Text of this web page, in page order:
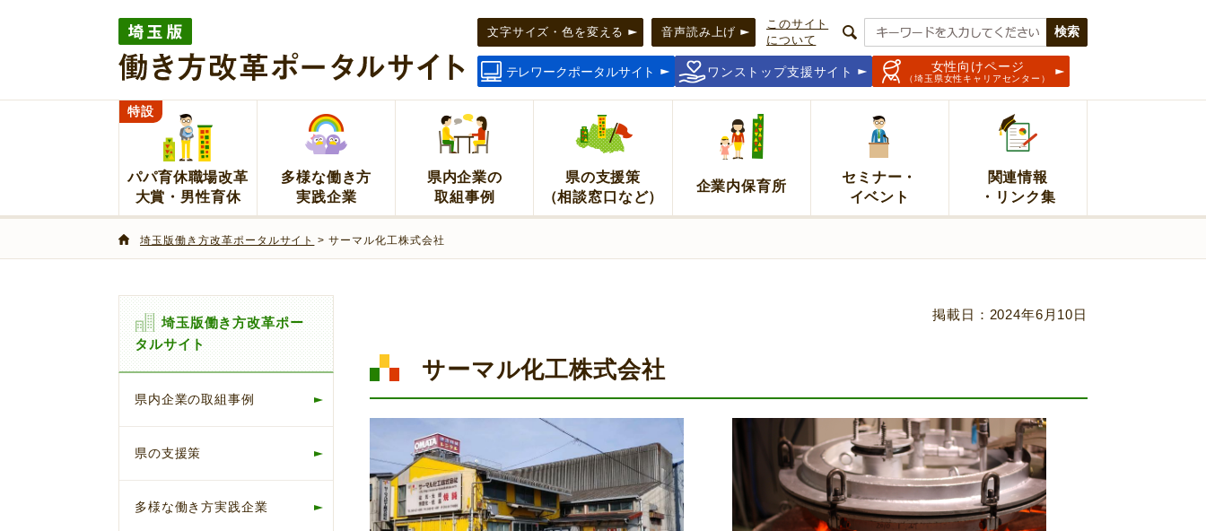
埼玉版働き方改革ポータルサイト 文字サイズ・色を変える 音声読み上げ
このサイト
について
テレワークポータルサイト ワンストップ支援サイト 女性向けページ
（埼玉県女性キャリアセンター）
パパ育休職場改革
大賞・男性育休
特設
多様な働き方
実践企業
県内企業の
取組事例
県の支援策
（相談窓口など）
企業内保育所
セミナー・
イベント
関連情報
・リンク集
埼玉版働き方改革ポータルサイト > サーマル化工株式会社
埼玉版働き方改革ポー
タルサイト
県内企業の取組事例
県の支援策
多様な働き方実践企業
掲載日：2024年6月10日
サーマル化工株式会社